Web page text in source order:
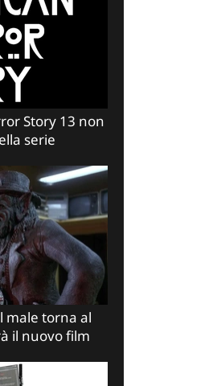
Story 13 non
serie
male torna al
il nuovo film